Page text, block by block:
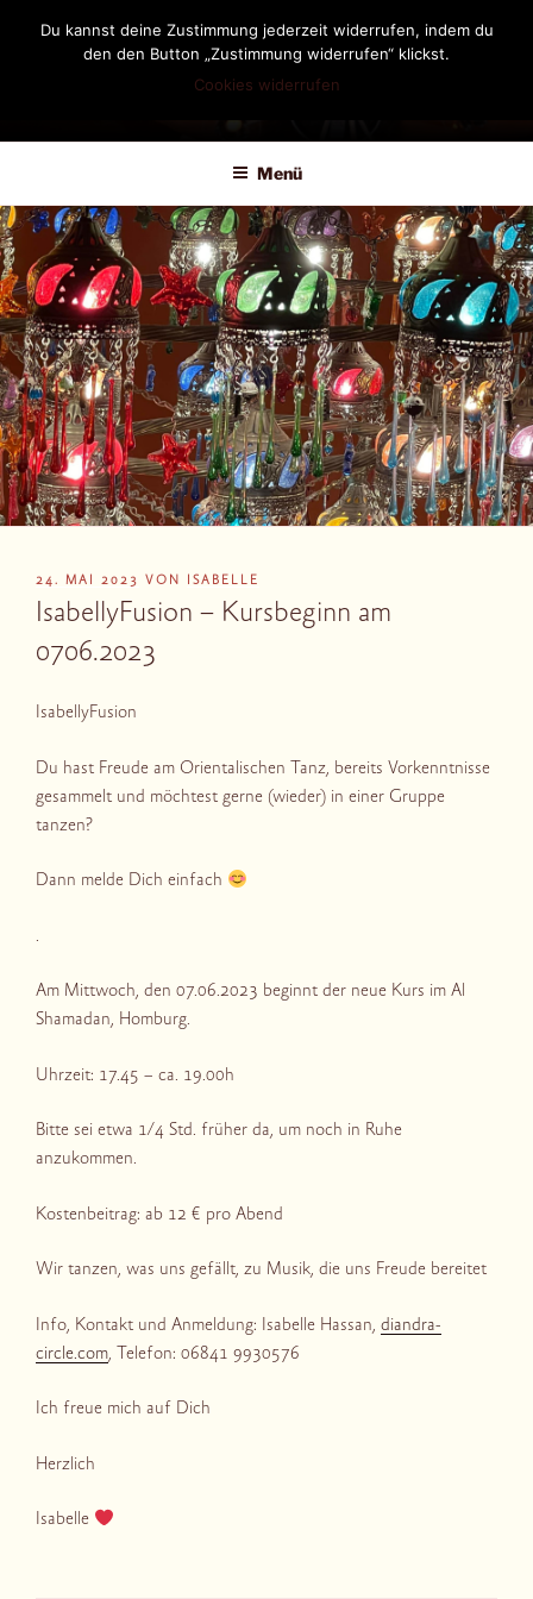
DIANDRA-CIRCLE
Menü
VERÖFFENTLICHT
AM
24. MAI 2023 VON ISABELLE
IsabellyFusion – Kursbeginn am
0706.2023
IsabellyFusion
Du hast Freude am Orientalischen Tanz, bereits Vorkenntnisse
gesammelt und möchtest gerne (wieder) in einer Gruppe
tanzen?
Dann melde Dich einfach
.
Am Mittwoch, den 07.06.2023 beginnt der neue Kurs im Al
Shamadan, Homburg.
Uhrzeit: 17.45 – ca. 19.00h
Bitte sei etwa 1/4 Std. früher da, um noch in Ruhe
anzukommen.
Kostenbeitrag: ab 12 € pro Abend
Wir tanzen, was uns gefällt, zu Musik, die uns Freude bereitet
Info, Kontakt und Anmeldung: Isabelle Hassan, diandra-
circle.com, Telefon: 06841 9930576
Ich freue mich auf Dich
Herzlich
Isabelle
Du kannst deine Zustimmung jederzeit widerrufen, indem du
den den Button „Zustimmung widerrufen“ klickst.
Cookies widerrufen